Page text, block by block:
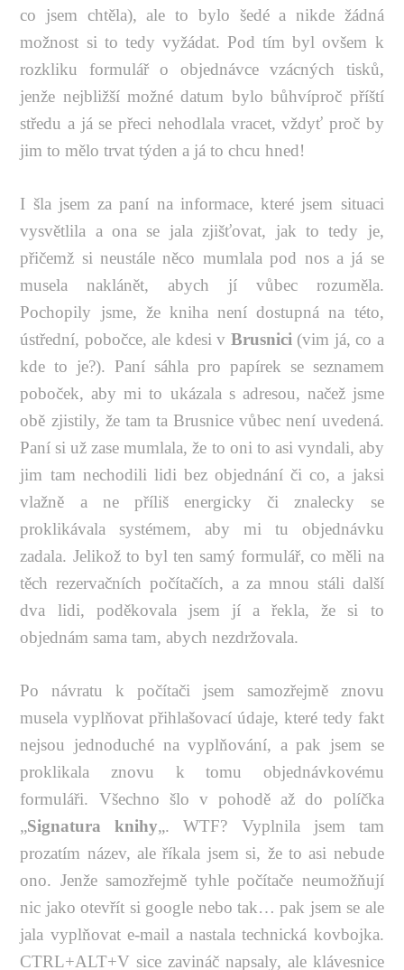
co jsem chtěla), ale to bylo šedé a nikde žádná
možnost si to tedy vyžádat. Pod tím byl ovšem k
rozkliku formulář o objednávce vzácných tisků,
jenže nejbližší možné datum bylo bůhvíproč příští
středu a já se přeci nehodlala vracet, vždyť proč by
jim to mělo trvat týden a já to chcu hned!
I šla jsem za paní na informace, které jsem situaci
vysvětlila a ona se jala zjišťovat, jak to tedy je,
přičemž si neustále něco mumlala pod nos a já se
musela naklánět, abych jí vůbec rozuměla.
Pochopily jsme, že kniha není dostupná na této,
ústřední, pobočce, ale kdesi v Brusnici (vim já, co a
kde to je?). Paní sáhla pro papírek se seznamem
poboček, aby mi to ukázala s adresou, načež jsme
obě zjistily, že tam ta Brusnice vůbec není uvedená.
Paní si už zase mumlala, že to oni to asi vyndali, aby
jim tam nechodili lidi bez objednání či co, a jaksi
vlažně a ne příliš energicky či znalecky se
proklikávala systémem, aby mi tu objednávku
zadala. Jelikož to byl ten samý formulář, co měli na
těch rezervačních počítačích, a za mnou stáli další
dva lidi, poděkovala jsem jí a řekla, že si to
objednám sama tam, abych nezdržovala.
Po návratu k počítači jsem samozřejmě znovu
musela vyplňovat přihlašovací údaje, které tedy fakt
nejsou jednoduché na vyplňování, a pak jsem se
proklikala znovu k tomu objednávkovému
formuláři. Všechno šlo v pohodě až do políčka
„Signatura knihy„. WTF? Vyplnila jsem tam
prozatím název, ale říkala jsem si, že to asi nebude
ono. Jenže samozřejmě tyhle počítače neumožňují
nic jako otevřít si google nebo tak… pak jsem se ale
jala vyplňovat e-mail a nastala technická kovbojka.
CTRL+ALT+V sice zavináč napsaly, ale klávesnice